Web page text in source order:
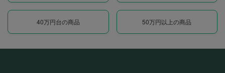
40万円台の商品 50万円以上の商品